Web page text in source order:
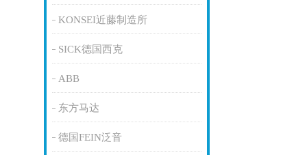
KONSEI近藤制造所
SICK德国西克
ABB
东方马达
德国FEIN泛音